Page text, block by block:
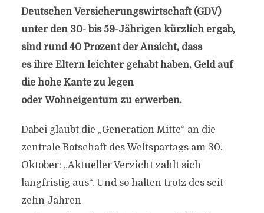
Deutschen Versicherungswirtschaft (GDV)
unter den 30- bis 59-Jährigen kürzlich ergab,
sind rund 40 Prozent der Ansicht, dass
es ihre Eltern leichter gehabt haben, Geld auf
die hohe Kante zu legen
oder Wohneigentum zu erwerben.
Dabei glaubt die „Generation Mitte“ an die
zentrale Botschaft des Weltspartags am 30.
Oktober: „Aktueller Verzicht zahlt sich
langfristig aus“. Und so halten trotz des seit
zehn Jahren